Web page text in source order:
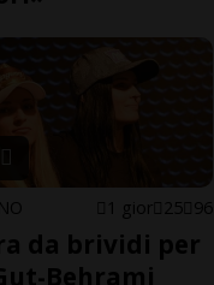
1 gior 25 96
da brividi per
Behrami